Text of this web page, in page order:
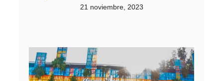
21 noviembre, 2023